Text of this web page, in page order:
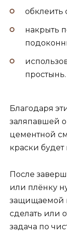
обклеить
накрыть
простынь.
Благодаря
заляпавшей
цементной
краски
После
или плёнку
защищаемой
сделать или
задача по